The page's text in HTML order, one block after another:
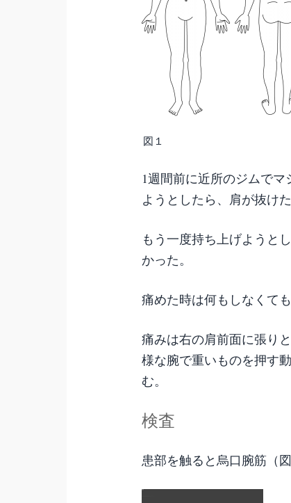
図１
1週間前に近所のジムで
ようとしたら、肩が抜け
もう一度持ち上げようと
かった。
痛めた時は何もしなくて
痛みは右の肩前面に張り
様な腕で重いものを押す
む。
検査
患部を触ると烏口腕筋（